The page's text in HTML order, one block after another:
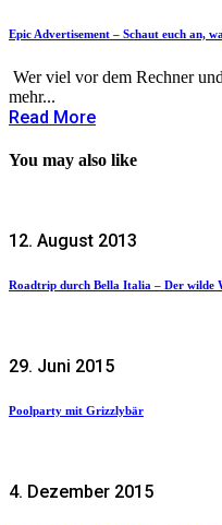
Epic Advertisement – Schaut euch an,
Wer viel vor dem Rechner
mehr...
Read More
You may also like
12. August 2013
Roadtrip durch Bella Italia – Der wilde
29. Juni 2015
Poolparty mit Grizzlybär
4. Dezember 2015